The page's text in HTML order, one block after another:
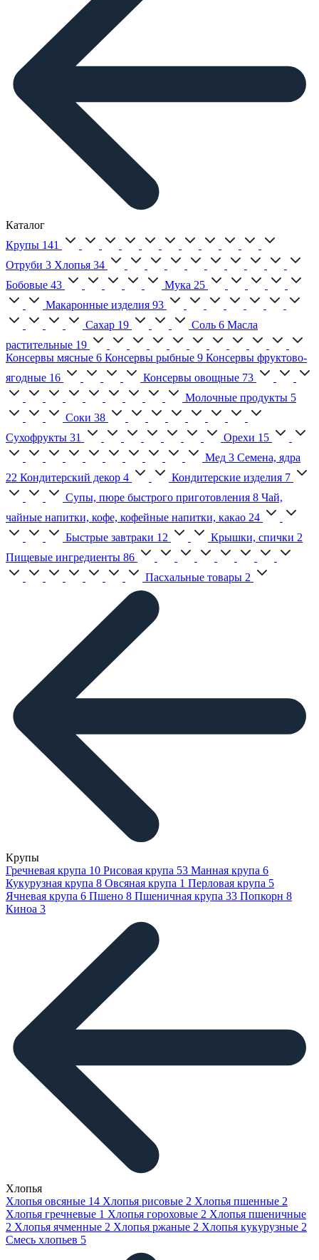
Каталог
Крупы 141
Отруби 3 Хлопья 34
Бобовые 43 Мука 25
Макаронные изделия 93
Сахар 19 Соль 6 Масла
растительные 19
Консервы мясные 6 Консервы рыбные 9 Консервы фруктово-
ягодные 16 Консервы овощные 73
Молочные продукты 5
Соки 38
Сухофрукты 31 Орехи 15
Мед 3 Семена, ядра
22 Кондитерский декор 4 Кондитерские изделия 7
Супы, пюре быстрого приготовления 8 Чай,
чайные напитки, кофе, кофейные напитки, какао 24
Быстрые завтраки 12 Крышки, спички 2
Пищевые ингредиенты 86
Пасхальные товары 2
Крупы
Гречневая крупа 10 Рисовая крупа 53 Манная крупа 6
Кукурузная крупа 8 Овсяная крупа 1 Перловая крупа 5
Ячневая крупа 6 Пшено 8 Пшеничная крупа 33 Попкорн 8
Киноа 3
Хлопья
Хлопья овсяные 14 Хлопья рисовые 2 Хлопья пшенные 2
Хлопья гречневые 1 Хлопья гороховые 2 Хлопья пшеничные
2 Хлопья ячменные 2 Хлопья ржаные 2 Хлопья кукурузные 2
Смесь хлопьев 5